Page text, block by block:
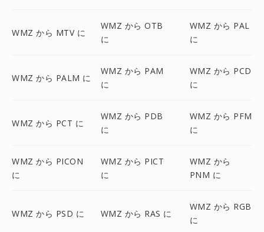
WMZ から MTV に
WMZ から OTB
に
WMZ から PAL
に
WMZ から PALM に
WMZ から PAM
に
WMZ から PCD
に
WMZ から PCT に
WMZ から PDB
に
WMZ から PFM
に
WMZ から PICON
に
WMZ から PICT
に
WMZ から
PNM に
WMZ から PSD に WMZ から RAS に
WMZ から RGB
に